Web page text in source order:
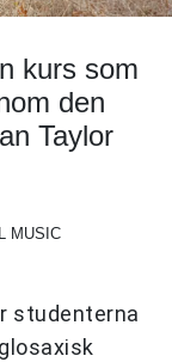
kurs som
den
Taylor
MUSIC
studenterna